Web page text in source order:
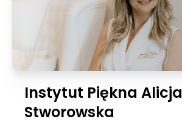
Instytut Piękna Alicja
Stworowska